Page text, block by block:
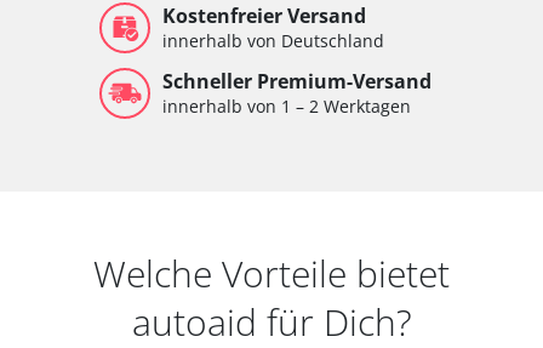
Kostenfreier Versand
innerhalb von Deutschland
Schneller Premium-Versand
innerhalb von 1 – 2 Werktagen
Welche Vorteile bietet
autoaid für Dich?